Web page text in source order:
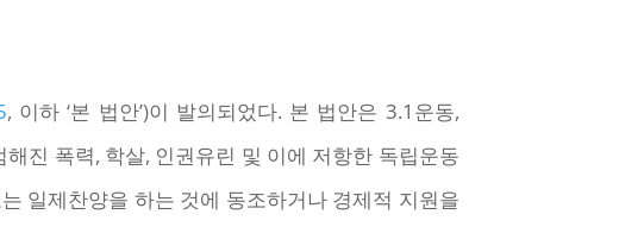
, 이하 ‘본 법안’)이 발의되었다. 본 법안은 3.1운동,
진 폭력, 학살, 인권유린 및 이에 저항한 독립운동
일제찬양을 하는 것에 동조하거나 경제적 지원을